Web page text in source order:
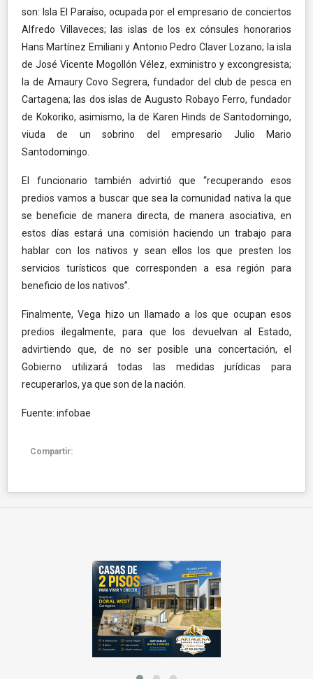
son: Isla El Paraíso, ocupada por el empresario de conciertos
Alfredo Villaveces; las islas de los ex cónsules honorarios
Hans Martínez Emiliani y Antonio Pedro Claver Lozano; la isla
de José Vicente Mogollón Vélez, exministro y excongresista;
la de Amaury Covo Segrera, fundador del club de pesca en
Cartagena; las dos islas de Augusto Robayo Ferro, fundador
de Kokoriko, asimismo, la de Karen Hinds de Santodomingo,
viuda de un sobrino del empresario Julio Mario
Santodomingo.
El funcionario también advirtió que “recuperando esos
predios vamos a buscar que sea la comunidad nativa la que
se beneficie de manera directa, de manera asociativa, en
estos días estará una comisión haciendo un trabajo para
hablar con los nativos y sean ellos los que presten los
servicios turísticos que corresponden a esa región para
beneficio de los nativos”.
Finalmente, Vega hizo un llamado a los que ocupan esos
predios ilegalmente, para que los devuelvan al Estado,
advirtiendo que, de no ser posible una concertación, el
Gobierno utilizará todas las medidas jurídicas para
recuperarlos, ya que son de la nación.
Fuente: infobae
Compartir: